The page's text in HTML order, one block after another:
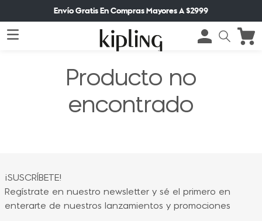
Envío Gratis En Compras Mayores A $2999
Producto no
encontrado
¡SUSCRÍBETE!
Regístrate en nuestro newsletter y sé el primero en
enterarte de nuestros lanzamientos y promociones